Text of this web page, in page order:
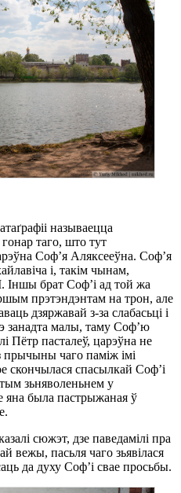
называецца
таго, што тут
Соф’я Аляксееўна. Соф’я
і, такім чынам,
Іншы брат Соф’і ад той жа
прэтэндэнтам на трон, але
дзяржавай з-за слабасьці і
занадта малы, таму Соф’ю
Пётр пасталеў, царэўна не
прычыны чаго паміж імі
скончылася спасылкай Соф’і
зьняволеньнем у
была пастрыжаная ў
сюжэт, дзе паведамілі пра
вежы, пасьля чаго зьявілася
да духу Соф’і свае просьбы.